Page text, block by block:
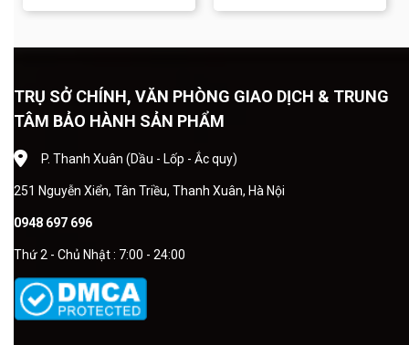
chuyên nghiệp tại Ắc quy
hợp và dịch vụ thay ắc quy
TRỤ SỞ CHÍNH, VĂN PHÒNG GIAO DỊCH & TRUNG
TÂM BẢO HÀNH SẢN PHẨM
P. Thanh Xuân (Dầu - Lốp - Ắc quy)
251 Nguyễn Xiển, Tân Triều, Thanh Xuân, Hà Nội
0948 697 696
Thứ 2 - Chủ Nhật : 7:00 - 24:00